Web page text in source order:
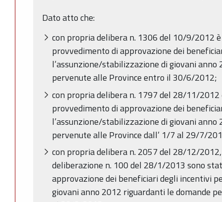
Dato atto che:
con propria delibera n. 1306 del 10/9/2012
provvedimento di approvazione dei
l’assunzione/stabilizzazione di giovani
pervenute alle Province entro il 30/6/2012;
con propria delibera n. 1797 del 28/11/
provvedimento di approvazione dei
l’assunzione/stabilizzazione di giovani
pervenute alle Province dall’ 1/7 al 29/7/
con propria delibera n. 2057 del 28/12/
deliberazione n. 100 del 28/1/2013 sono
approvazione dei beneficiari degli incentivi
giovani anno 2012 riguardanti le domande